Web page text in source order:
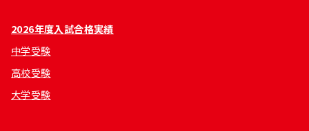
2026年度入試合格実績
中学受験
高校受験
大学受験